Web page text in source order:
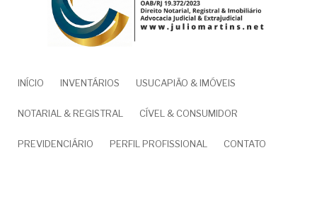
NAVEGAÇÃO
PRINCIPAL
INÍCIO INVENTÁRIOS USUCAPIÃO & IMÓVEIS
NOTARIAL & REGISTRAL CÍVEL & CONSUMIDOR
PREVIDENCIÁRIO PERFIL PROFISSIONAL CONTATO